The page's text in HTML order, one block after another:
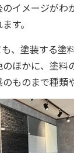
イメージがわ
す。
、塗装する塗
ほかに、塗料
ものまで種類